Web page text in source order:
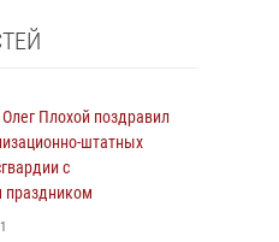
Плохой поздравил
штатных
с
праздником